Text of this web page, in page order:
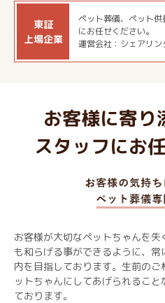
東証
上場企業
ペット葬儀、ペット
にお任せください。
運営会社：シェアリ
お客様に寄り
スタッフにお
お客様が大切なペットちゃんを
も和らげる事ができるように、
内を目指しております。生前の
ットちゃんにしてあげられるこ
ております。